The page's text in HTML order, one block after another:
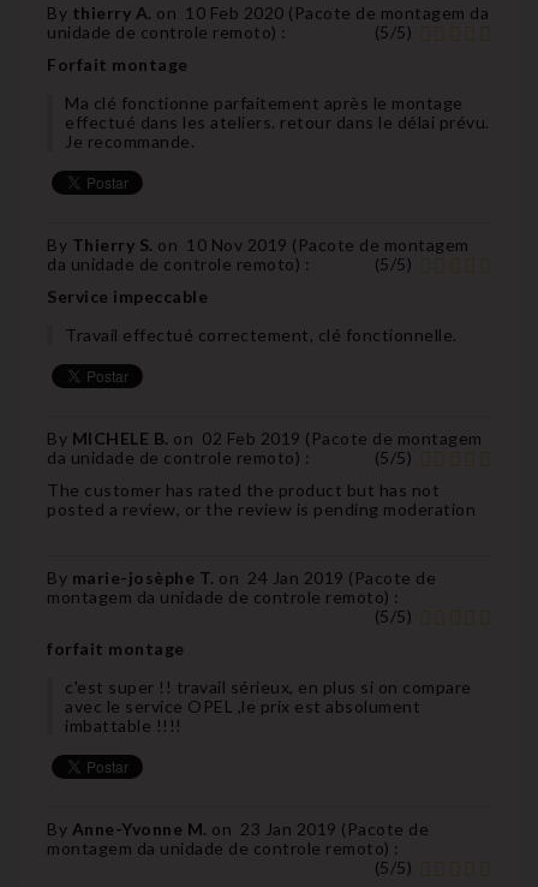
By thierry A. on 10 Feb 2020 ( Pacote de montagem da
unidade de controle remoto) : (5/5)
Forfait montage
Ma clé fonctionne parfaitement après le montage
effectué dans les ateliers. retour dans le délai prévu.
Je recommande.
By Thierry S. on 10 Nov 2019 ( Pacote de montagem
da unidade de controle remoto) : (5/5)
Service impeccable
Travail effectué correctement, clé fonctionnelle.
By MICHELE B. on 02 Feb 2019 ( Pacote de montagem
da unidade de controle remoto) : (5/5)
The customer has rated the product but has not
posted a review, or the review is pending moderation
By marie-josèphe T. on 24 Jan 2019 ( Pacote de
montagem da unidade de controle remoto) :
(5/5)
forfait montage
c'est super !! travail sérieux, en plus si on compare
avec le service OPEL ,le prix est absolument
imbattable !!!!
By Anne-Yvonne M. on 23 Jan 2019 ( Pacote de
montagem da unidade de controle remoto) :
(5/5)